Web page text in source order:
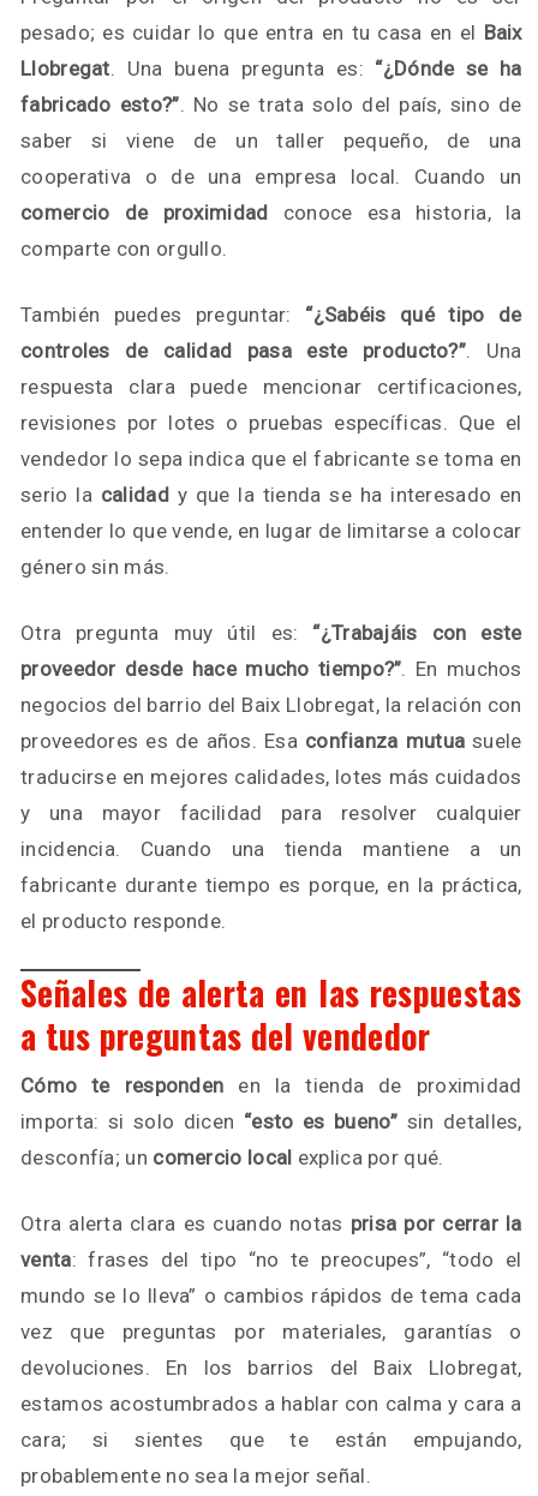
pesado; es cuidar lo que entra en tu casa en el Baix
Llobregat. Una buena pregunta es: “¿Dónde se ha
fabricado esto?”. No se trata solo del país, sino de
saber si viene de un taller pequeño, de una
cooperativa o de una empresa local. Cuando un
comercio de proximidad conoce esa historia, la
comparte con orgullo.
También puedes preguntar: “¿Sabéis qué tipo de
controles de calidad pasa este producto?”. Una
respuesta clara puede mencionar certificaciones,
revisiones por lotes o pruebas específicas. Que el
vendedor lo sepa indica que el fabricante se toma en
serio la calidad y que la tienda se ha interesado en
entender lo que vende, en lugar de limitarse a colocar
género sin más.
Otra pregunta muy útil es: “¿Trabajáis con este
proveedor desde hace mucho tiempo?”. En muchos
negocios del barrio del Baix Llobregat, la relación con
proveedores es de años. Esa confianza mutua suele
traducirse en mejores calidades, lotes más cuidados
y una mayor facilidad para resolver cualquier
incidencia. Cuando una tienda mantiene a un
fabricante durante tiempo es porque, en la práctica,
el producto responde.
Señales de alerta en las respuestas
a tus preguntas del vendedor
Cómo te responden en la tienda de proximidad
importa: si solo dicen “esto es bueno”sin detalles,
desconfía; un comercio local explica por qué.
Otra alerta clara es cuando notas prisa por cerrar la
venta: frases del tipo “no te preocupes”, “todo el
mundo se lo lleva” o cambios rápidos de tema cada
vez que preguntas por materiales, garantías o
devoluciones. En los barrios del Baix Llobregat,
estamos acostumbrados a hablar con calma y cara a
cara; si sientes que te están empujando,
probablemente no sea la mejor señal.